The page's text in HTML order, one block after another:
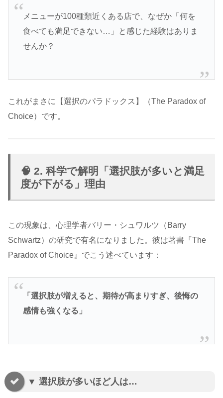
メニューが100種類近くある店で、なぜか「何を
食べても満足できない…」と感じた経験はありま
せんか？
これがまさに【選択のパラドックス】（The Paradox of
Choice）です。
🧠 2. 科学で解明「選択肢が多いと満足
度が下がる」理由
この現象は、心理学者バリー・シュワルツ（Barry
Schwartz）の研究で有名になりました。彼は著書『The
Paradox of Choice』でこう述べています：
「選択肢が増えると、期待が高まりすぎ、後悔の
感情も強くなる」
▼ 選択肢が多いほど人は…